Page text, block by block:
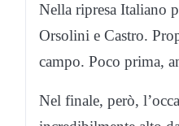
Nella ripresa Italiano
Orsolini e Castro.
campo. Poco prima,
Nel finale, però,